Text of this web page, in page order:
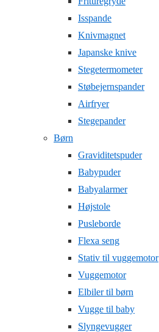
Isspande
Knivmagnet
Japanske knive
Stegetermometer
Støbejernspander
Airfryer
Stegepander
Børn
Graviditetspuder
Babypuder
Babyalarmer
Højstole
Pusleborde
Flexa seng
Stativ til vuggemotor
Vuggemotor
Elbiler til børn
Vugge til baby
Slyngevugger